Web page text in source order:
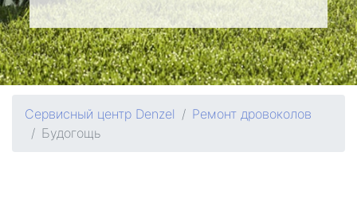
Сервисный центр Denzel
Ремонт дровоколов
Будогощь